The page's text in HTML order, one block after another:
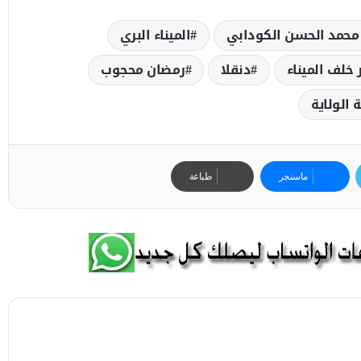
محمد الحسن الكودابي
الميناء البري
الميناء
دنقلا
رمضان محجوب
ماسنجر طباعة